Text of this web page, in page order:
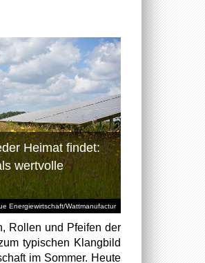
Energiewirtschaft/Wattmanufactur
Heimat findet:
wertvolle
Rollen und Pfeifen der
typischen Klangbild
im Sommer. Heute